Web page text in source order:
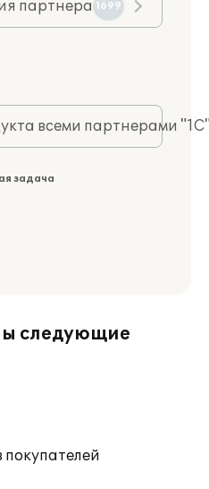
партнера 1699
всеми партнерами
задача
следующие